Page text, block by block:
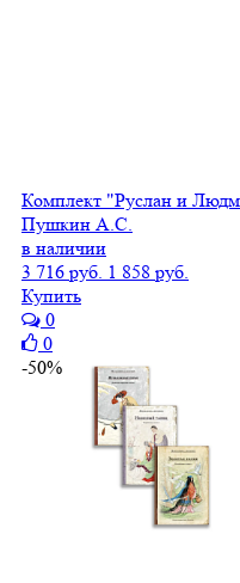
Комплект "Руслан и
Пушкин А.С.
в наличии
3 716 руб. 1 858 руб.
Купить
0
0
-50%